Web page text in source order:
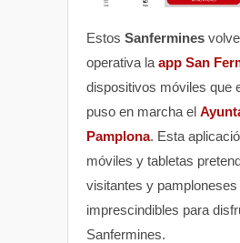
Estos Sanfermines
operativa la app San
dispositivos móviles que
puso en marcha el
Pamplona. Esta
móviles y tabletas
visitantes y pamploneses
imprescindibles para
Sanfermines.